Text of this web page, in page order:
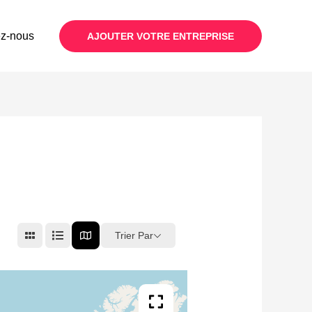
nous AJOUTER VOTRE ENTREPRISE
Trier Par